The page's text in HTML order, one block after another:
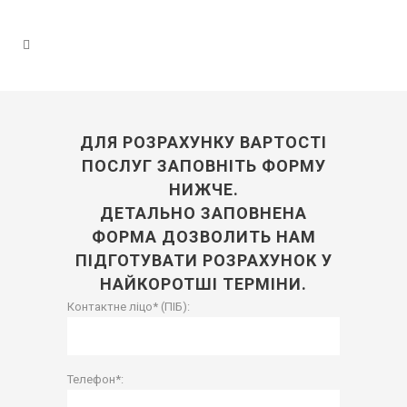
ДЛЯ РОЗРАХУНКУ ВАРТОСТІ
ПОСЛУГ ЗАПОВНІТЬ ФОРМУ
НИЖЧЕ.
ДЕТАЛЬНО ЗАПОВНЕНА
ФОРМА ДОЗВОЛИТЬ НАМ
ПІДГОТУВАТИ РОЗРАХУНОК У
НАЙКОРОТШІ ТЕРМІНИ.
Контактне ліцо* (ПІБ):
Телефон*: